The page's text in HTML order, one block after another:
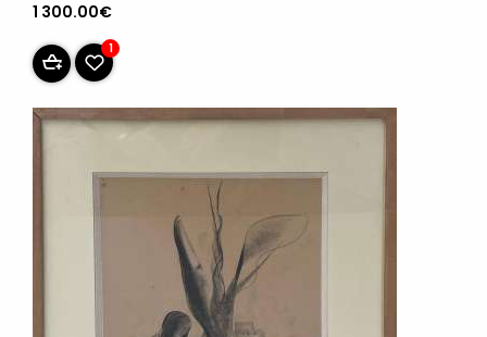
1 300.00€
1